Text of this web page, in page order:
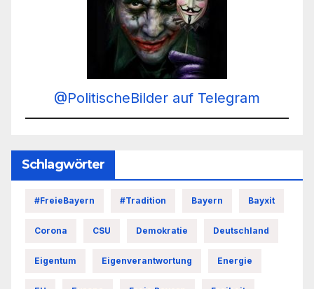
@PolitischeBilder auf Telegram
Schlagwörter
#FreieBayern #Tradition Bayern Bayxit
Corona CSU Demokratie Deutschland
Eigentum Eigenverantwortung Energie